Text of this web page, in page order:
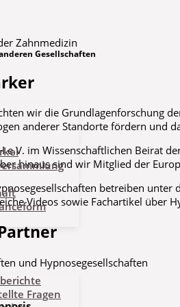
Fragen
Gesellschaften
wir die Grundlagenforschung
anderer Standorte fördern und
e.V. im Wissenschaftlichen Beirat
hinaus sind wir Mitglied der
betreiben
Videos sowie Fachartikel über
und Hypnosegesellschaften